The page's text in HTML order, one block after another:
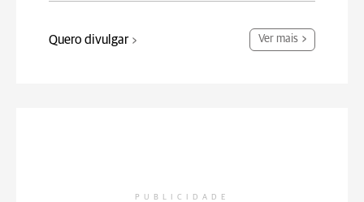
Quero divulgar Ver mais
PUBLICIDADE